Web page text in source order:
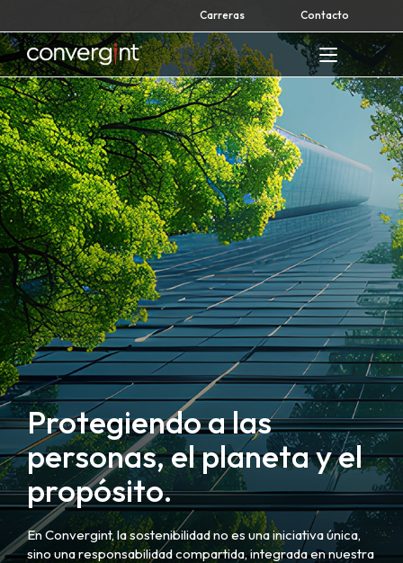
to
content
Carreras Contacto
Home
Protegiendo a las
personas, el planeta y el
propósito.
En Convergint, la sostenibilidad no es una iniciativa única,
sino una responsabilidad compartida, integrada en nuestra